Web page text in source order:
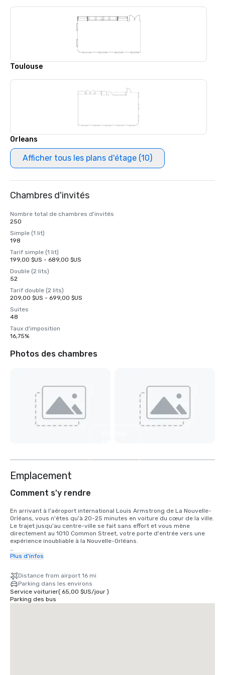
Toulouse
Orleans
Afficher tous les plans d'étage (10)
Chambres d'invités
Nombre total de chambres d'invités
250
Simple (1 lit)
198
Tarif simple (1 lit)
199,00 $US - 689,00 $US
Double (2 lits)
52
Tarif double (2 lits)
209,00 $US - 699,00 $US
Suites
48
Taux d'imposition
16,75%
Photos des chambres
Emplacement
Comment s'y rendre
En arrivant à l'aéroport international Louis Armstrong de La Nouvelle-
Orléans, vous n'êtes qu'à 20-25 minutes en voiture du cœur de la ville.
Le trajet jusqu'au centre-ville se fait sans effort et vous mène
directement au 1010 Common Street, votre porte d'entrée vers une
expérience inoubliable à la Nouvelle-Orléans.
Une fois sur place, vous vous trouverez à quelques pas de tout ce que
restaurants célèbres, des boutiques de renommée mondiale et des
sites historiques sont tous accessibles à pied. Qu'il s'agisse de
l'énergie vibrante du quartier français, du charme du Garden District
ou des trésors culturels du quartier des arts, le meilleur de la
Nouvelle-Orléans se trouve juste devant votre porte.
Plus d'infos
Distance from airport 16 mi
Parking dans les environs
Service voiturier( 65,00 $US/jour)
Parking des bus